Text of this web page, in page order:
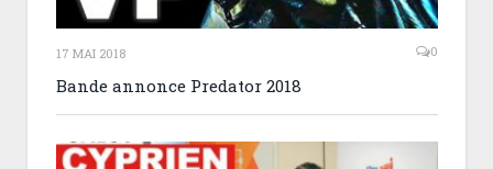
17 MAI 2018 0
Bande annonce Predator 2018